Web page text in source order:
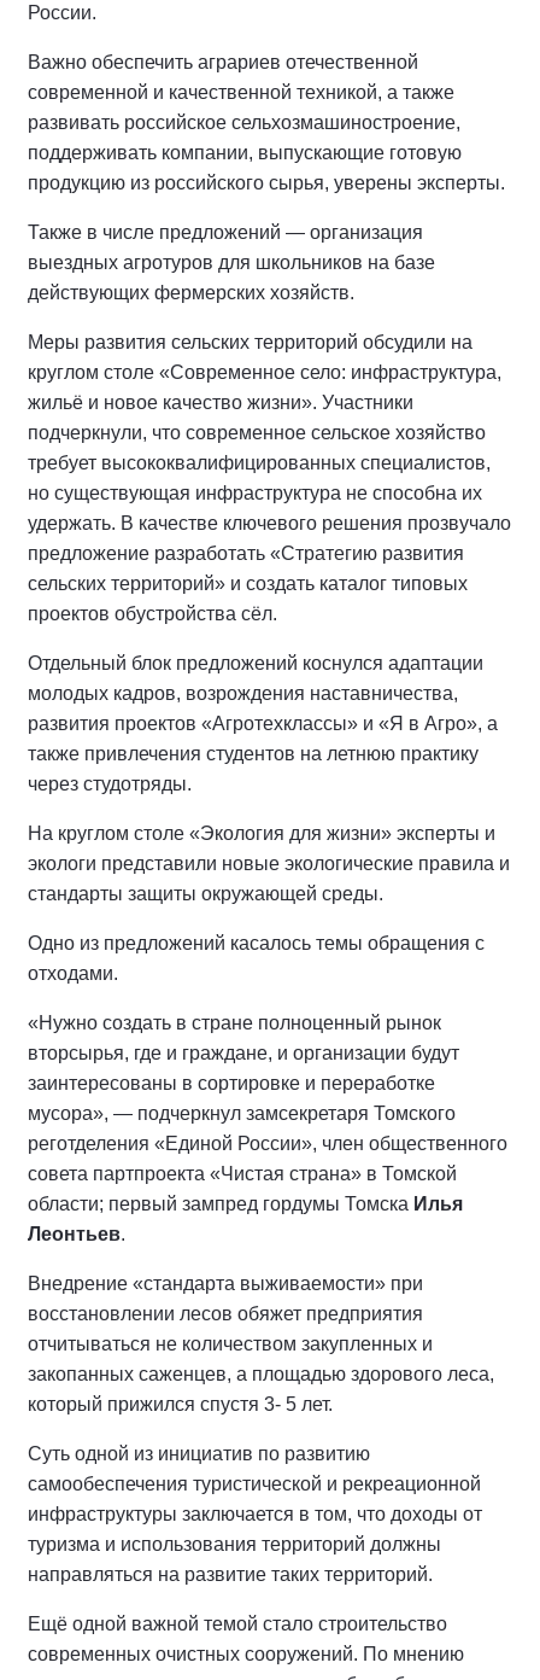
России.
Важно обеспечить аграриев отечественной
современной и качественной техникой, а также
развивать российское сельхозмашиностроение,
поддерживать компании, выпускающие готовую
продукцию из российского сырья, уверены эксперты.
Также в числе предложений — организация
выездных агротуров для школьников на базе
действующих фермерских хозяйств.
Меры развития сельских территорий обсудили на
круглом столе «Современное село: инфраструктура,
жильё и новое качество жизни». Участники
подчеркнули, что современное сельское хозяйство
требует высококвалифицированных специалистов,
но существующая инфраструктура не способна их
удержать. В качестве ключевого решения прозвучало
предложение разработать «Стратегию развития
сельских территорий» и создать каталог типовых
проектов обустройства сёл.
Отдельный блок предложений коснулся адаптации
молодых кадров, возрождения наставничества,
развития проектов «Агротехклассы» и «Я в Агро», а
также привлечения студентов на летнюю практику
через студотряды.
На круглом столе «Экология для жизни» эксперты и
экологи представили новые экологические правила и
стандарты защиты окружающей среды.
Одно из предложений касалось темы обращения с
отходами.
«Нужно создать в стране полноценный рынок
вторсырья, где и граждане, и организации будут
заинтересованы в сортировке и переработке
мусора», — подчеркнул замсекретаря Томского
реготделения «Единой России», член общественного
совета партпроекта «Чистая страна» в Томской
области; первый зампред гордумы Томска Илья
Леонтьев.
Внедрение «стандарта выживаемости» при
восстановлении лесов обяжет предприятия
отчитываться не количеством закупленных и
закопанных саженцев, а площадью здорового леса,
который прижился спустя 3- 5 лет.
Суть одной из инициатив по развитию
самообеспечения туристической и рекреационной
инфраструктуры заключается в том, что доходы от
туризма и использования территорий должны
направляться на развитие таких территорий.
Ещё одной важной темой стало строительство
современных очистных сооружений. По мнению